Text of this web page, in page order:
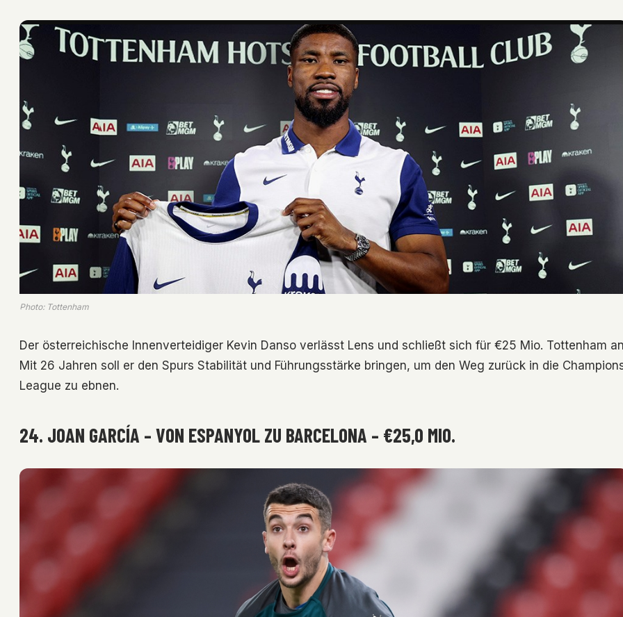
Photo: Tottenham
Der österreichische Innenverteidiger Kevin Danso verlässt Lens und schließt sich für €25 Mio. Tottenham
Mit 26 Jahren soll er den Spurs Stabilität und Führungsstärke bringen, um den Weg zurück in die
League zu ebnen.
24. JOAN GARCÍA – VON ESPANYOL ZU BARCELONA – €25,0 MIO.